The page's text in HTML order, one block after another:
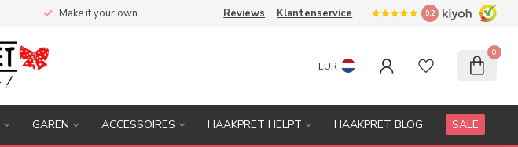
Make it your own Reviews Klantenservice 9.2
EUR
0
GAREN ACCESSOIRES HAAKPRET HELPT HAAKPRET BLOG SALE